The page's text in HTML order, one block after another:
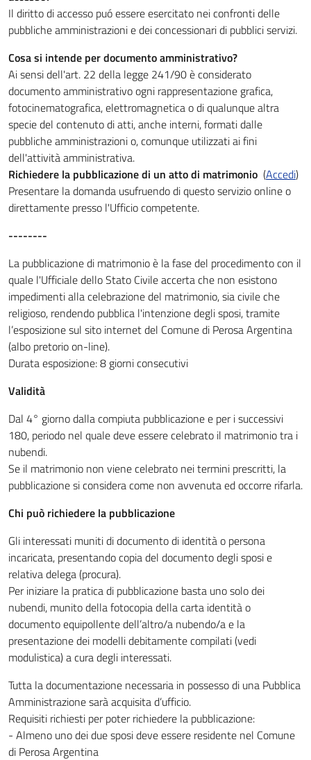
Il diritto di accesso puó essere esercitato nei confronti delle
pubbliche amministrazioni e dei concessionari di pubblici servizi.
Cosa si intende per documento amministrativo?
Ai sensi dell'art. 22 della legge 241/90 è considerato
documento amministrativo ogni rappresentazione grafica,
fotocinematografica, elettromagnetica o di qualunque altra
specie del contenuto di atti, anche interni, formati dalle
pubbliche amministrazioni o, comunque utilizzati ai fini
dell'attività amministrativa.
Richiedere la pubblicazione di un atto di matrimonio (Accedi)
Presentare la domanda usufruendo di questo servizio online o
direttamente presso l'Ufficio competente.
--------
La pubblicazione di matrimonio è la fase del procedimento con il
quale l'Ufficiale dello Stato Civile accerta che non esistono
impedimenti alla celebrazione del matrimonio, sia civile che
religioso, rendendo pubblica l'intenzione degli sposi, tramite
l’esposizione sul sito internet del Comune di Perosa Argentina
(albo pretorio on-line).
Durata esposizione: 8 giorni consecutivi
Validità
Dal 4° giorno dalla compiuta pubblicazione e per i successivi
180, periodo nel quale deve essere celebrato il matrimonio tra i
nubendi.
Se il matrimonio non viene celebrato nei termini prescritti, la
pubblicazione si considera come non avvenuta ed occorre rifarla.
Chi può richiedere la pubblicazione
Gli interessati muniti di documento di identità o persona
incaricata, presentando copia del documento degli sposi e
relativa delega (procura).
Per iniziare la pratica di pubblicazione basta uno solo dei
nubendi, munito della fotocopia della carta identità o
documento equipollente dell’altro/a nubendo/a e la
presentazione dei modelli debitamente compilati (vedi
modulistica) a cura degli interessati.
Tutta la documentazione necessaria in possesso di una Pubblica
Amministrazione sarà acquisita d’ufficio.
Requisiti richiesti per poter richiedere la pubblicazione:
- Almeno uno dei due sposi deve essere residente nel Comune
di Perosa Argentina